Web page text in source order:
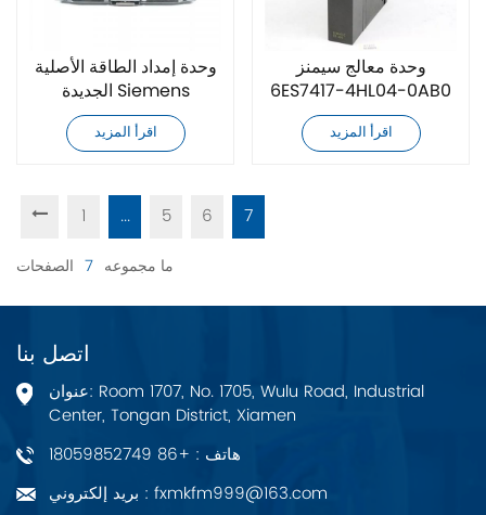
وحدة إمداد الطاقة الأصلية
الجديدة Siemens
6EP1437-3BA00
اقرأ المزيد
وحدة معالج سيمنز
6ES7417-4HL04-0AB0
الأصلية الجديدة
اقرأ المزيد
1 ... 5 6 7
ما مجموعه 7 الصفحات
اتصل بنا
عنوان: Room 1707, No. 1705, Wulu Road, Industrial
Center, Tongan District, Xiamen
هاتف : +86 18059852749
بريد إلكتروني : fxmkfm999@163.com